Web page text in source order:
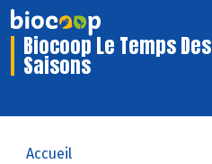
Biocoop Le Temps Des
Saisons
Accueil